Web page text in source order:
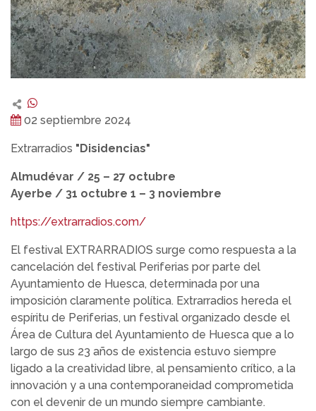
02 septiembre 2024
Extrarradios "Disidencias"
Almudévar / 25 – 27 octubre
Ayerbe / 31 octubre 1 – 3 noviembre
https://extrarradios.com/
El festival EXTRARRADIOS surge como respuesta a la
cancelación del festival Periferias por parte del
Ayuntamiento de Huesca, determinada por una
imposición claramente política. Extrarradios hereda el
espíritu de Periferias, un festival organizado desde el
Área de Cultura del Ayuntamiento de Huesca que a lo
largo de sus 23 años de existencia estuvo siempre
ligado a la creatividad libre, al pensamiento crítico, a la
innovación y a una contemporaneidad comprometida
con el devenir de un mundo siempre cambiante.